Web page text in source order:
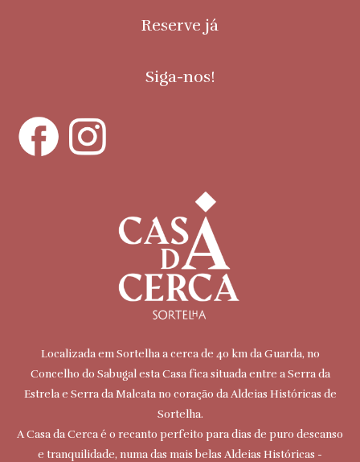
Reserve já
Siga-nos!
Localizada em Sortelha a cerca de 40 km da Guarda, no
Concelho do Sabugal esta Casa fica situada entre a Serra da
Estrela e Serra da Malcata no coração da Aldeias Históricas de
Sortelha.
A Casa da Cerca é o recanto perfeito para dias de puro descanso
e tranquilidade, numa das mais belas Aldeias Históricas -